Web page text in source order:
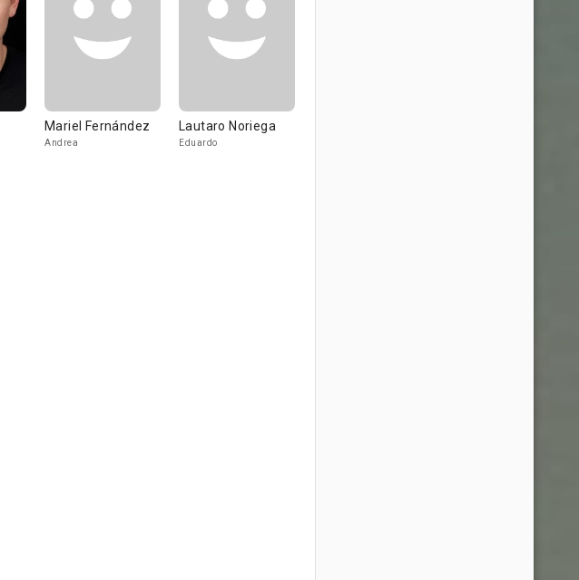
Mariel Fernández
Andrea
Lautaro Noriega
Eduardo